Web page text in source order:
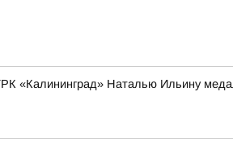
«Калининград» Наталью Ильину